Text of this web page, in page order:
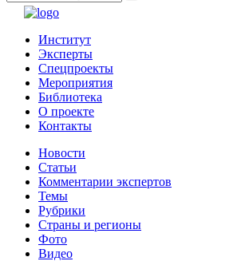
Институт
Эксперты
Спецпроекты
Мероприятия
Библиотека
О проекте
Контакты
Новости
Статьи
Комментарии экспертов
Темы
Рубрики
Страны и регионы
Фото
Видео